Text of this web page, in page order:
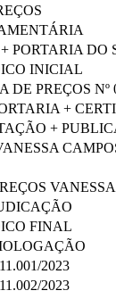
PORTARIA DO
INICIAL
PREÇOS Nº
+
+
FINAL
2023
2023